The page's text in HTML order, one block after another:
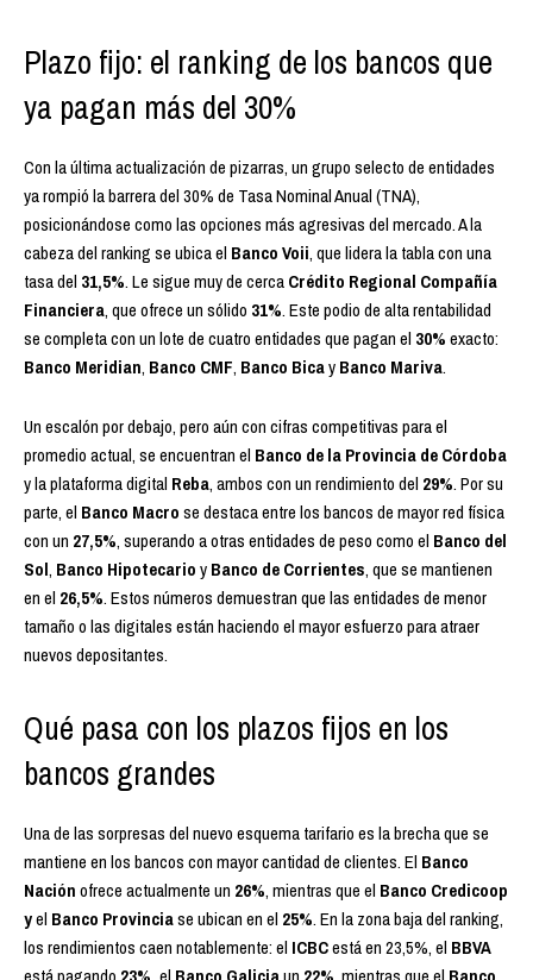
Plazo fijo: el ranking de los bancos que
ya pagan más del 30%
Con la última actualización de pizarras, un grupo selecto de entidades
ya rompió la barrera del 30% de Tasa Nominal Anual (TNA),
posicionándose como las opciones más agresivas del mercado. A la
cabeza del ranking se ubica el Banco Voii, que lidera la tabla con una
tasa del 31,5%. Le sigue muy de cercaCrédito Regional Compañía
Financiera, que ofrece un sólido 31%. Este podio de alta rentabilidad
se completa con un lote de cuatro entidades que pagan el 30%exacto:
Banco Meridian, Banco CMF, Banco BicayBanco Mariva.
Un escalón por debajo, pero aún con cifras competitivas para el
promedio actual, se encuentran el Banco de la Provincia de Córdoba
y la plataforma digital Reba, ambos con un rendimiento del 29%. Por su
parte, el Banco Macrose destaca entre los bancos de mayor red física
con un 27,5%, superando a otras entidades de peso como el Banco del
Sol, Banco HipotecarioyBanco de Corrientes, que se mantienen
en el 26,5%. Estos números demuestran que las entidades de menor
tamaño o las digitales están haciendo el mayor esfuerzo para atraer
nuevos depositantes.
Qué pasa con los plazos fijos en los
bancos grandes
Una de las sorpresas del nuevo esquema tarifario es la brecha que se
mantiene en los bancos con mayor cantidad de clientes. El Banco
Naciónofrece actualmente un 26%, mientras que el Banco Credicoop
yel Banco Provinciase ubican en el 25%. En la zona baja del ranking,
los rendimientos caen notablemente: el ICBCestá en 23,5%, el BBVA